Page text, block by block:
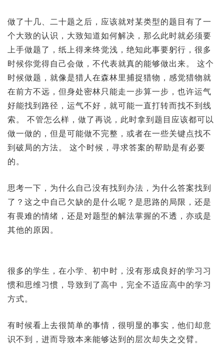
做了十几、二十题之后，应该就对某类型的题目有了一
个大致的认识，大致知道如何解决，那么此时就必须要
上手做题了，纸上得来终觉浅，绝知此事要躬行，很多
时候你觉得自己会做，不代表就真的能够做出来。 这个
时候做题，就像是猎人在森林里捕捉猎物，感觉猎物就
在前方不远，但身处密林只能走一步算一步，也许运气
好能找到路径，运气不好，就可能一直打转而找不到线
索。 不管怎么样，做了再说，此时拿到题目应该都可以
做一做的，但是可能做不完整，或者在一些关键点找不
到破局的方法。 这个时候，寻求答案的帮助是有必要
的。
思考一下，为什么自己没有找到办法，为什么答案找到
了？这之中自己欠缺的是什么呢？是思路的局限，还是
有畏难的情绪，还是对题型的解法掌握的不透，亦或是
其他的原因。
很多的学生，在小学、初中时，没有形成良好的学习习
惯和思维习惯，导致到了高中，完全不适应高中的学习
方式。
有时候看上去很简单的事情，很明显的事实，他们却意
识不到，进而导致本来能够达到的层次却失之交臂。